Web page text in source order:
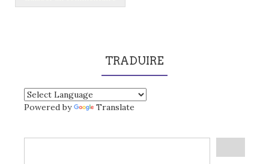
TRADUIRE
Powered by Translate